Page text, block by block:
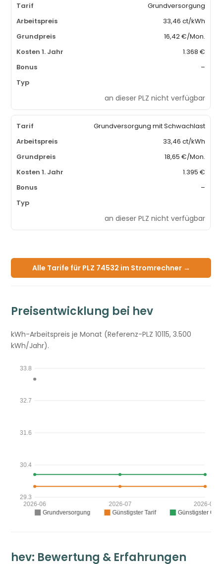
Grundversorgung
33,46 ct/kWh
16,42 €/Mon.
1.368 €
–
an dieser PLZ nicht verfügbar
Grundversorgung mit Schwachlast
33,46 ct/kWh
18,65 €/Mon.
1.395 €
–
an dieser PLZ nicht verfügbar
Alle Tarife für PLZ 74532 im Stromrechner →
Preisentwicklung bei hev
kWh-Arbeitspreis je Monat (Referenz-PLZ 10115, 3.500
kWh/Jahr).
hev: Bewertung & Erfahrungen